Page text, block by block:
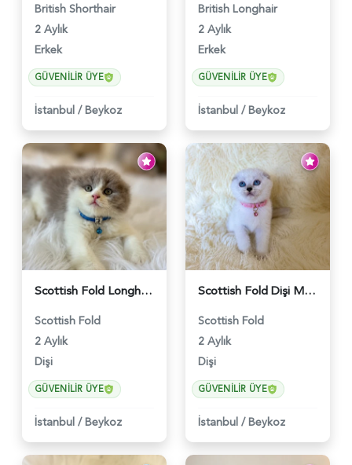
British Shorthair
2 Aylık
Erkek
GÜVENILIR ÜYE
İstanbul / Beykoz
British Longhair
2 Aylık
Erkek
GÜVENILIR ÜYE
İstanbul / Beykoz
Scottish Fold Longhair Lilac Bi Color 2 Aylık - 5908
Scottish Fold
2 Aylık
Dişi
GÜVENILIR ÜYE
İstanbul / Beykoz
Scottish Fold Dişi Mükemmel Yavrumuz - 5909
Scottish Fold
2 Aylık
Dişi
GÜVENILIR ÜYE
İstanbul / Beykoz